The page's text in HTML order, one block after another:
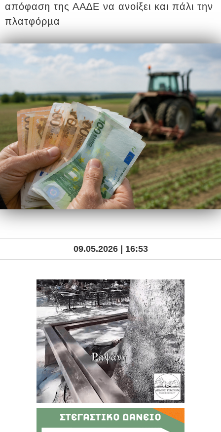
απόφαση της ΑΑ∆Ε να ανοίξει και πάλι την
πλατφόρµα
09.05.2026 | 16:53